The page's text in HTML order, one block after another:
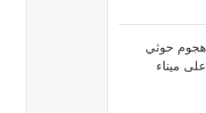
في هجوم حوثي
ميناء